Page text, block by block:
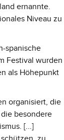
ernannte.
Niveau zu
spanische
Festival wurden
als Höhepunkt
organisiert, die
besondere
[...]